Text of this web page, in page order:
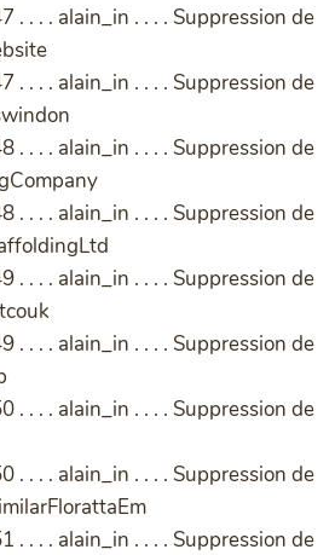
. . . alain_in . . . . Suppression de
. . . alain_in . . . . Suppression de
. . . alain_in . . . . Suppression de
. . . alain_in . . . . Suppression de
. . . alain_in . . . . Suppression de
. . . alain_in . . . . Suppression de
. . . alain_in . . . . Suppression de
. . . alain_in . . . . Suppression de
. . . alain_in . . . . Suppression de